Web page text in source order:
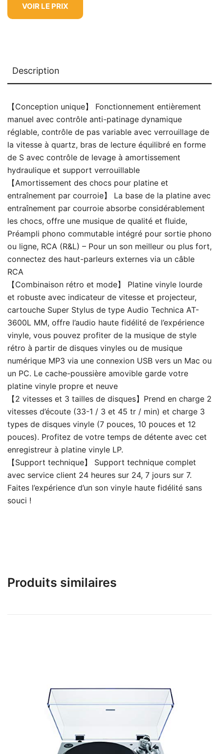
VOIR LE PRIX
Description
【Conception unique】 Fonctionnement entièrement
manuel avec contrôle anti-patinage dynamique
réglable, contrôle de pas variable avec verrouillage de
la vitesse à quartz, bras de lecture équilibré en forme
de S avec contrôle de levage à amortissement
hydraulique et support verrouillable
【Amortissement des chocs pour platine et
entraînement par courroie】 La base de la platine avec
entraînement par courroie absorbe considérablement
les chocs, offre une musique de qualité et fluide,
Préampli phono commutable intégré pour sortie phono
ou ligne, RCA (R&L) – Pour un son meilleur ou plus fort,
connectez des haut-parleurs externes via un câble
RCA
【Combinaison rétro et mode】 Platine vinyle lourde
et robuste avec indicateur de vitesse et projecteur,
cartouche Super Stylus de type Audio Technica AT-
3600L MM, offre l’audio haute fidélité de l’expérience
vinyle, vous pouvez profiter de la musique de style
rétro à partir de disques vinyles ou de musique
numérique MP3 via une connexion USB vers un Mac ou
un PC. Le cache-poussière amovible garde votre
platine vinyle propre et neuve
【2 vitesses et 3 tailles de disques】Prend en charge 2
vitesses d’écoute (33-1 / 3 et 45 tr / min) et charge 3
types de disques vinyle (7 pouces, 10 pouces et 12
pouces). Profitez de votre temps de détente avec cet
enregistreur à platine vinyle LP.
【Support technique】 Support technique complet
avec service client 24 heures sur 24, 7 jours sur 7.
Faites l’expérience d’un son vinyle haute fidélité sans
souci !
Produits similaires